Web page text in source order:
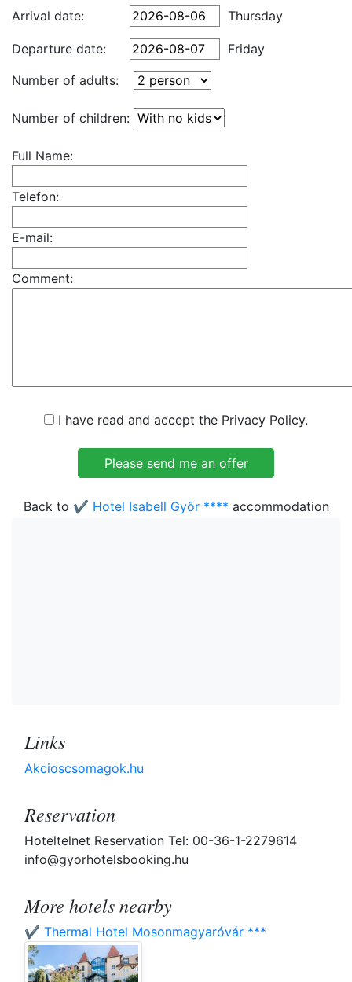
Arrival date: Thursday
Departure date:
Friday
Number of adults:
Number of children:
Full Name:
Telefon:
E-mail:
Comment:
I have read and accept the Privacy Policy.
Back to ✔️ Hotel Isabell Győr **** accommodation
Links
Akcioscsomagok.hu
Reservation
Hoteltelnet Reservation Tel: 00-36-1-2279614
info@gyorhotelsbooking.hu
More hotels nearby
✔️ Thermal Hotel Mosonmagyaróvár ***